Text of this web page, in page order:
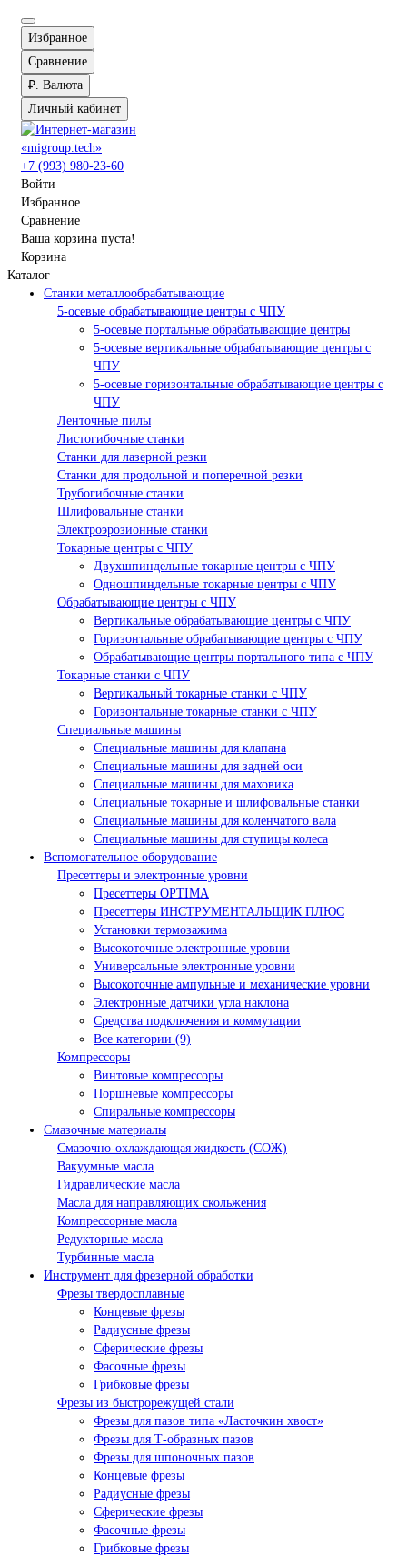
Избранное
Сравнение
₽. Валюта
Личный кабинет
+7 (993) 980-23-60
Войти
Избранное
Сравнение
Ваша корзина пуста!
Корзина
Каталог
Станки металлообрабатывающие
5-осевые обрабатывающие центры с ЧПУ
5-осевые портальные обрабатывающие центры
5-осевые вертикальные обрабатывающие центры с
ЧПУ
5-осевые горизонтальные обрабатывающие центры с
ЧПУ
Ленточные пилы
Листогибочные станки
Станки для лазерной резки
Станки для продольной и поперечной резки
Трубогибочные станки
Шлифовальные станки
Электроэрозионные станки
Токарные центры с ЧПУ
Двухшпиндельные токарные центры с ЧПУ
Одношпиндельные токарные центры с ЧПУ
Обрабатывающие центры с ЧПУ
Вертикальные обрабатывающие центры с ЧПУ
Горизонтальные обрабатывающие центры с ЧПУ
Обрабатывающие центры портального типа с ЧПУ
Токарные станки с ЧПУ
Вертикальный токарные станки с ЧПУ
Горизонтальные токарные станки с ЧПУ
Специальные машины
Специальные машины для клапана
Специальные машины для задней оси
Специальные машины для маховика
Специальные токарные и шлифовальные станки
Специальные машины для коленчатого вала
Специальные машины для ступицы колеса
Вспомогательное оборудование
Пресеттеры и электронные уровни
Пресеттеры OPTIMA
Пресеттеры ИНСТРУМЕНТАЛЬЩИК ПЛЮС
Установки термозажима
Высокоточные электронные уровни
Универсальные электронные уровни
Высокоточные ампульные и механические уровни
Электронные датчики угла наклона
Средства подключения и коммутации
Все категории (9)
Компрессоры
Винтовые компрессоры
Поршневые компрессоры
Спиральные компрессоры
Смазочные материалы
Смазочно-охлаждающая жидкость (СОЖ)
Вакуумные масла
Гидравлические масла
Масла для направляющих скольжения
Компрессорные масла
Редукторные масла
Турбинные масла
Инструмент для фрезерной обработки
Фрезы твердосплавные
Концевые фрезы
Радиусные фрезы
Сферические фрезы
Фасочные фрезы
Грибковые фрезы
Фрезы из быстрорежущей стали
Фрезы для пазов типа «Ласточкин хвост»
Фрезы для Т-образных пазов
Фрезы для шпоночных пазов
Концевые фрезы
Радиусные фрезы
Сферические фрезы
Фасочные фрезы
Грибковые фрезы